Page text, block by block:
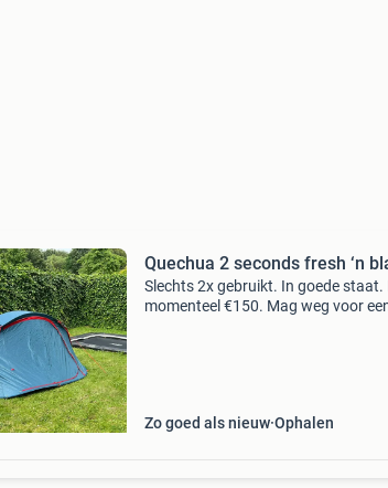
Quechua 2 seconds fresh ‘n
Slechts 2x gebruikt. In goede staat.
momenteel €150. Mag weg voor
Zo goed als nieuw Ophalen